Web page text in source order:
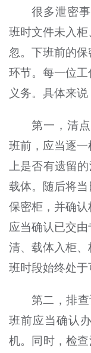
很多泄密
班时文件未入
忽。下班前的
环节。每一位
义务。具体来
第一，清
班前，应当逐
上是否有遗留
载体。随后将
保密柜，并确
应当确认已交
清、载体入柜
班时段始终处于
第二，排
班前应当确认
机。同时，检